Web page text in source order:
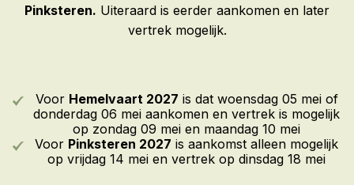
Pinksteren. Uiteraard is eerder aankomen en later
vertrek mogelijk.
Voor Hemelvaart 2027 is dat woensdag 05 mei of
donderdag 06 mei aankomen en vertrek is mogelijk
op zondag 09 mei en maandag 10 mei
Voor Pinksteren 2027 is aankomst alleen mogelijk
op vrijdag 14 mei en vertrek op dinsdag 18 mei